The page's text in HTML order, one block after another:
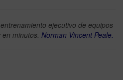
ejecutivo de equipos
minutos. Norman Vincent Peale.